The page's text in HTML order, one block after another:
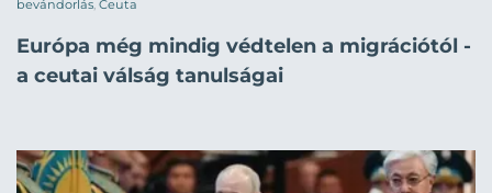
bevándorlás, Ceuta
Európa még mindig védtelen a migrációtól -
a ceutai válság tanulságai